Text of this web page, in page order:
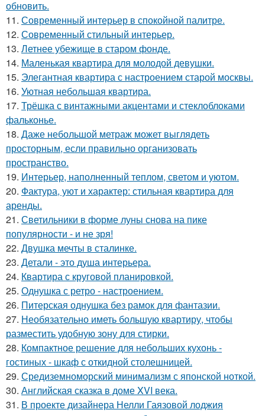
обновить.
11. Современный интерьер в спокойной палитре.
12. Современный стильный интерьер.
13. Летнее убежище в старом фонде.
14. Маленькая квартира для молодой девушки.
15. Элегантная квартира с настроением старой москвы.
16. Уютная небольшая квартира.
17. Трёшка с винтажными акцентами и стеклоблоками
фальконье.
18. Даже небольшой метраж может выглядеть
просторным, если правильно организовать
пространство.
19. Интерьер, наполненный теплом, светом и уютом.
20. Фактура, уют и характер: стильная квартира для
аренды.
21. Светильники в форме луны снова на пике
популярности - и не зря!
22. Двушка мечты в сталинке.
23. Детали - это душа интерьера.
24. Квартира с круговой планировкой.
25. Однушка с ретро - настроением.
26. Питерская однушка без рамок для фантазии.
27. Необязательно иметь большую квартиру, чтобы
разместить удобную зону для стирки.
28. Компактное решение для небольших кухонь -
гостиных - шкаф с откидной столешницей.
29. Средиземноморский минимализм с японской ноткой.
30. Английская сказка в доме XVI века.
31. В проекте дизайнера Нелли Гаязовой лоджия